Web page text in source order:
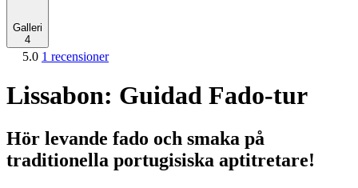
Galleri
4
5.0 1 recensioner
Lissabon: Guidad Fado-tur
Hör levande fado och smaka på
traditionella portugisiska aptitretare!